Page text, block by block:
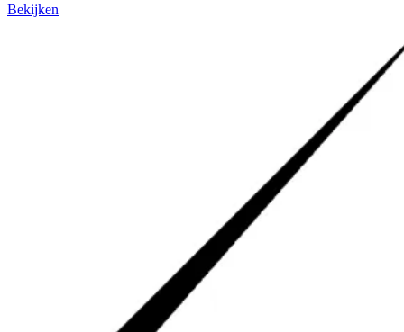
Bekijken